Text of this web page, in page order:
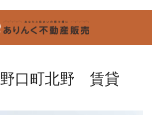
野口町北野 賃貸